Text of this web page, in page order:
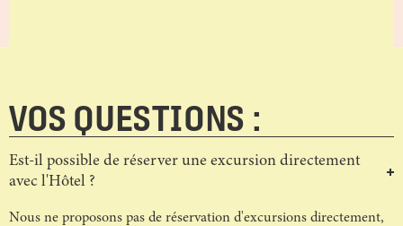
VOS QUESTIONS :
Est-il possible de réserver une excursion directement
avec l'Hôtel ?
Nous ne proposons pas de réservation d'excursions directement,